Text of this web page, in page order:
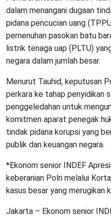
dalam menangani dugaan
pidana pencucian uang
pemenuhan pasokan batu
listrik tenaga uap (PLTU)
negara dalam jumlah besar.
Menurut Tauhid, keputusan
perkara ke tahap penyidikan
penggeledahan untuk
komitmen aparat penegak
tindak pidana korupsi yang
publik dan keuangan negara.
*Ekonom senior INDEF
keberanian Polri melalui
kasus besar yang merugikan
Jakarta – Ekonom senior